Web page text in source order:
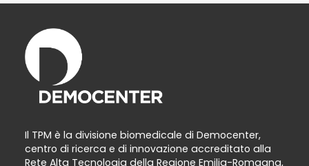
Il TPM è la divisione biomedicale di Democenter,
centro di ricerca e di innovazione accreditato alla
Rete Alta Tecnologia della Regione Emilia-Romagna,